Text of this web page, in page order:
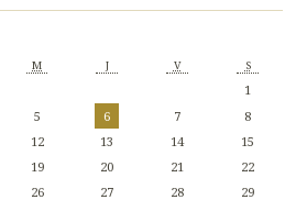
M J V S
1
5 6 7
8
12 13 14
15
19 20 21
22
26 27 28
29